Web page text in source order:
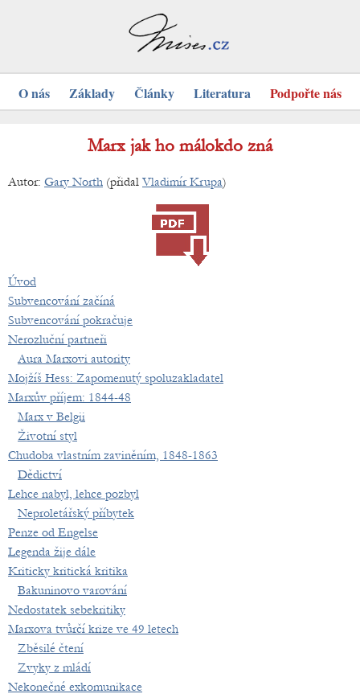
O nás Základy Články Literatura Podpořte nás
Marx jak ho málokdo zná
Autor: Gary North (přidal Vladimír Krupa)
Úvod
Subvencování začíná
Subvencování pokračuje
Nerozluční partneři
Aura Marxovi autority
Mojžíš Hess: Zapomenutý spoluzakladatel
Marxův příjem: 1844-48
Marx v Belgii
Životní styl
Chudoba vlastním zaviněním, 1848-1863
Dědictví
Lehce nabyl, lehce pozbyl
Neproletářský příbytek
Penze od Engelse
Legenda žije dále
Kriticky kritická kritika
Bakuninovo varování
Nedostatek sebekritiky
Marxova tvůrčí krize ve 49 letech
Zběsilé čtení
Zvyky z mládí
Nekonečné exkomunikace